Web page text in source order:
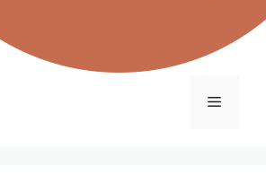
Menu